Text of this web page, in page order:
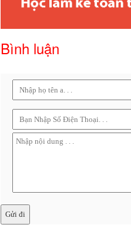
Bình luận